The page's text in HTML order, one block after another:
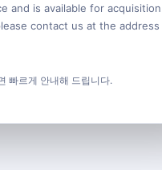
and is available for
contact us at the address
빠르게 안내해 드립니다.